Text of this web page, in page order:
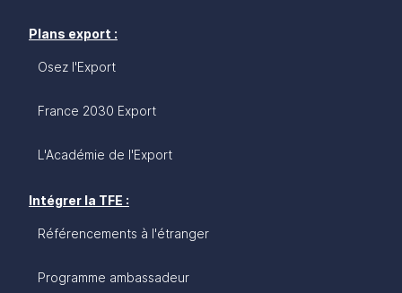
Plans export :
Osez l'Export
France 2030 Export
L'Académie de l'Export
Intégrer la TFE :
Référencements à l'étranger
Programme ambassadeur